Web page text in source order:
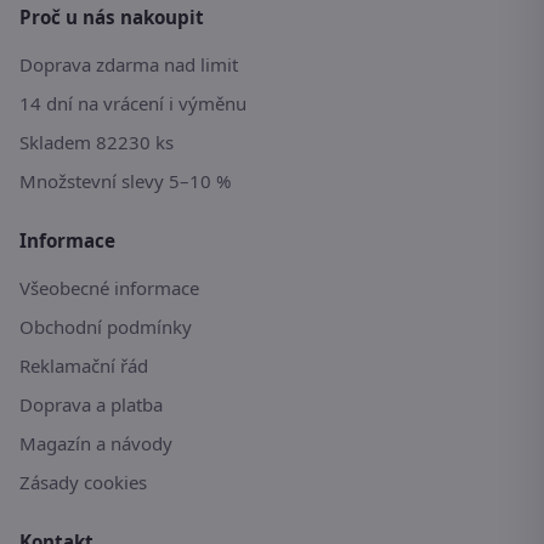
Proč u nás nakoupit
Doprava zdarma nad limit
14 dní na vrácení i výměnu
Skladem 82230 ks
Množstevní slevy 5–10 %
Informace
Všeobecné informace
Obchodní podmínky
Reklamační řád
Doprava a platba
Magazín a návody
Zásady cookies